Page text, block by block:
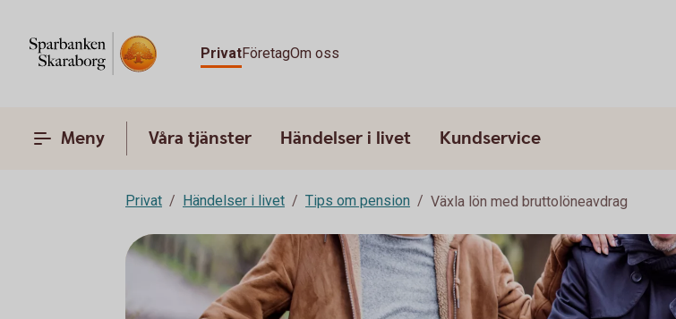
PrivatFöretagOm oss
Meny Våra tjänster Händelser i livet Kundservice
Privat Händelser i livet Tips om pension Växla lön med bruttolöneavdrag